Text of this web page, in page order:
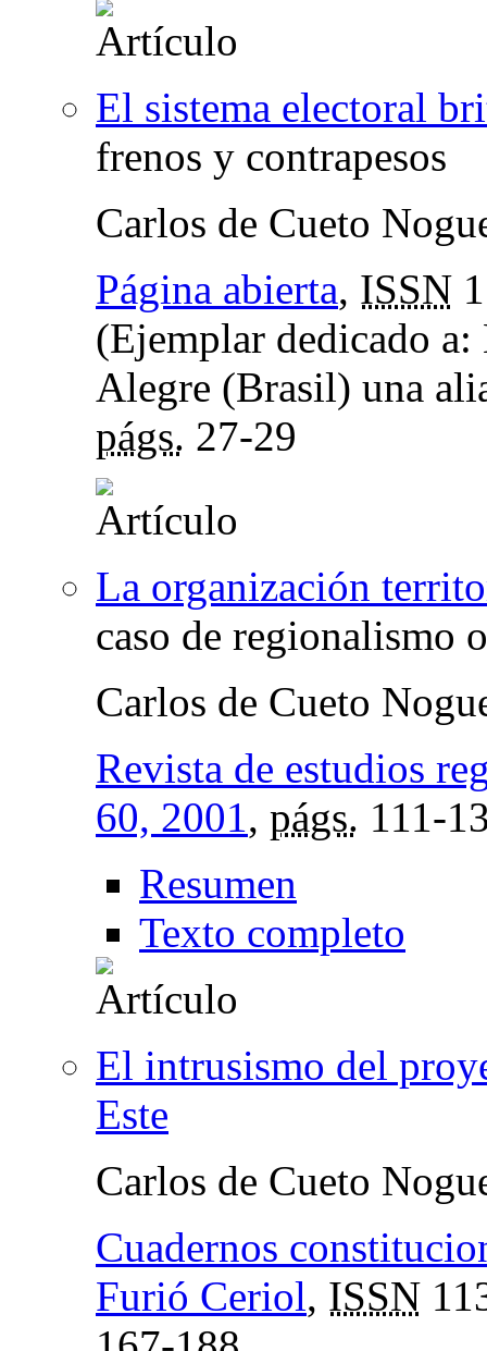
El sistema electoral
frenos y contrapesos
Carlos de Cueto
Página abierta, ISSN
(Ejemplar dedicado
Alegre (Brasil) una
págs. 27-29
La organización
caso de regionalismo
Carlos de Cueto
Revista de estudios
60, 2001, págs. 111-
Resumen
Texto completo
El intrusismo del
Este
Carlos de Cueto
Cuadernos
Furió Ceriol, ISSN